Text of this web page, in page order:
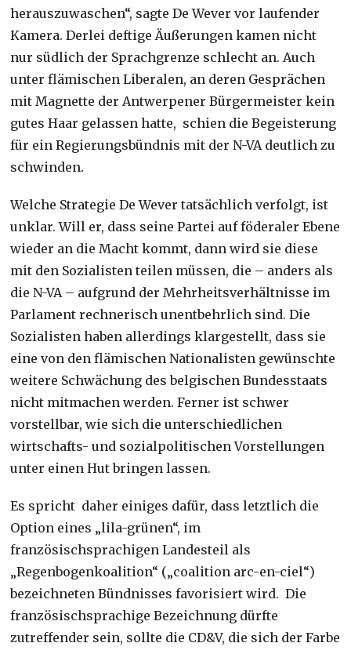
herauszuwaschen“, sagte De Wever vor laufender
Kamera. Derlei deftige Äußerungen kamen nicht
nur südlich der Sprachgrenze schlecht an. Auch
unter flämischen Liberalen, an deren Gesprächen
mit Magnette der Antwerpener Bürgermeister kein
gutes Haar gelassen hatte, schien die Begeisterung
für ein Regierungsbündnis mit der N-VA deutlich zu
schwinden.
Welche Strategie De Wever tatsächlich verfolgt, ist
unklar. Will er, dass seine Partei auf föderaler Ebene
wieder an die Macht kommt, dann wird sie diese
mit den Sozialisten teilen müssen, die – anders als
die N-VA – aufgrund der Mehrheitsverhältnisse im
Parlament rechnerisch unentbehrlich sind. Die
Sozialisten haben allerdings klargestellt, dass sie
eine von den flämischen Nationalisten gewünschte
weitere Schwächung des belgischen Bundesstaats
nicht mitmachen werden. Ferner ist schwer
vorstellbar, wie sich die unterschiedlichen
wirtschafts- und sozialpolitischen Vorstellungen
unter einen Hut bringen lassen.
Es spricht daher einiges dafür, dass letztlich die
Option eines „lila-grünen“, im
französischsprachigen Landesteil als
„Regenbogenkoalition“ („coalition arc-en-ciel“)
bezeichneten Bündnisses favorisiert wird. Die
französischsprachige Bezeichnung dürfte
zutreffender sein, sollte die CD&V, die sich der Farbe